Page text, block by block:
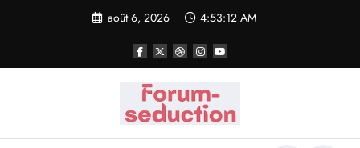
août 6, 2026 4:53:13 AM